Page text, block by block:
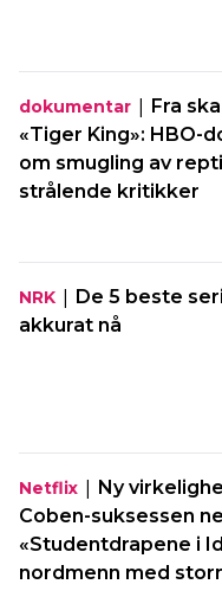
dokumentar | Fra
«Tiger King»: HBO-
om smugling av
strålende kritikker
NRK | De 5 beste
akkurat nå
Netflix | Ny
Coben-suksessen
«Studentdrapene i
nordmenn med